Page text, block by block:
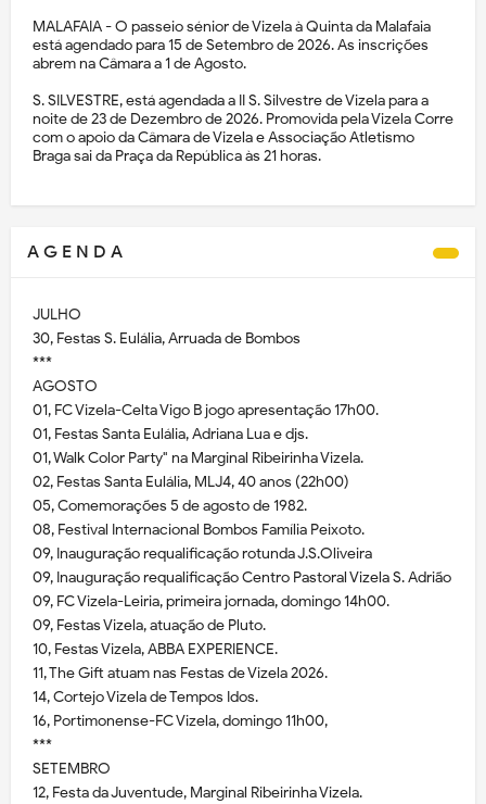
MALAFAIA - O passeio sénior de Vizela à Quinta da Malafaia
está agendado para 15 de Setembro de 2026. As inscrições
abrem na Câmara a 1 de Agosto.
S. SILVESTRE, está agendada a II S. Silvestre de Vizela para a
noite de 23 de Dezembro de 2026. Promovida pela Vizela Corre
com o apoio da Câmara de Vizela e Associação Atletismo
Braga sai da Praça da República às 21 horas.
A G E N D A
JULHO
30, Festas S. Eulália, Arruada de Bombos
***
AGOSTO
01, FC Vizela-Celta Vigo B jogo apresentação 17h00.
01, Festas Santa Eulália, Adriana Lua e djs.
01, Walk Color Party" na Marginal Ribeirinha Vizela.
02, Festas Santa Eulália, MLJ4, 40 anos (22h00)
05, Comemorações 5 de agosto de 1982.
08, Festival Internacional Bombos Família Peixoto.
09, Inauguração requalificação rotunda J.S.Oliveira
09, Inauguração requalificação Centro Pastoral Vizela S. Adrião
09, FC Vizela-Leiria, primeira jornada, domingo 14h00.
09, Festas Vizela, atuação de Pluto.
10, Festas Vizela, ABBA EXPERIENCE.
11, The Gift atuam nas Festas de Vizela 2026.
14, Cortejo Vizela de Tempos Idos.
16, Portimonense-FC Vizela, domingo 11h00,
***
SETEMBRO
12, Festa da Juventude, Marginal Ribeirinha Vizela.